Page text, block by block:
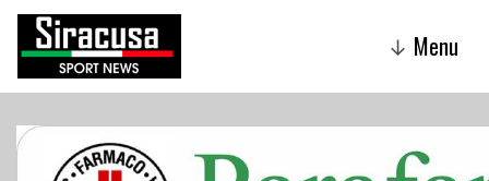
↓ Menu